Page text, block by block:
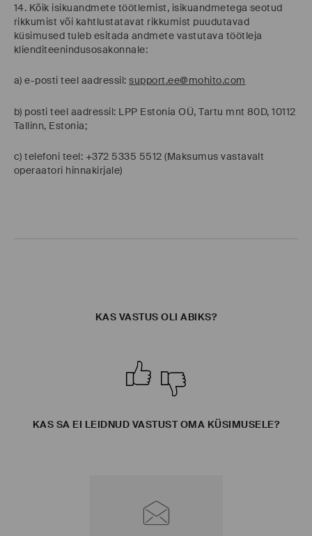
14. Kõik isikuandmete töötlemist, isikuandmetega seotud
rikkumist või kahtlustatavat rikkumist puudutavad
küsimused tuleb esitada andmete vastutava töötleja
klienditeenindusosakonnale:
a) e-posti teel aadressil:support.ee@mohito.com
b) posti teel aadressil: LPP Estonia OÜ, Tartu mnt 80D, 10112
Tallinn, Estonia;
c) telefoni teel: +372 5335 5512 (Maksumus vastavalt
operaatori hinnakirjale)
KAS VASTUS OLI ABIKS?
KAS SA EI LEIDNUD VASTUST OMA KÜSIMUSELE?